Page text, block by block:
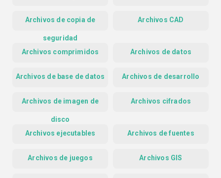
Archivos de copia de
seguridad
Archivos CAD
Archivos comprimidos Archivos de datos
Archivos de base de datos Archivos de desarrollo
Archivos de imagen de
disco
Archivos cifrados
Archivos ejecutables Archivos de fuentes
Archivos de juegos Archivos GIS